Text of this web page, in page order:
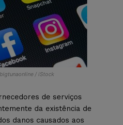
/ iStock
de serviços
da existência de
danos causados aos